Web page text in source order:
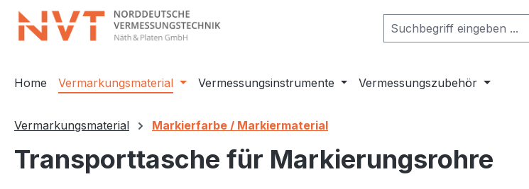
Hauptinhalt springen
Zur Suche springen
Zur Hauptnavigation springen
Home Vermarkungsmaterial Vermessungsinstrumente Vermessungszubehör
Vermarkungsmaterial Markierfarbe / Markiermaterial
Transporttasche für Markierungsrohre